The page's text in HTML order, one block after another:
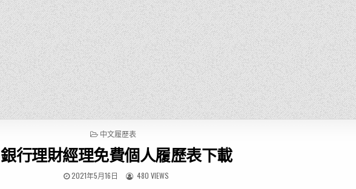
P
S
T
E
中文履歷表
銀行理財經理免費個人履歷表下載
2021年5月16日 480 VIEWS